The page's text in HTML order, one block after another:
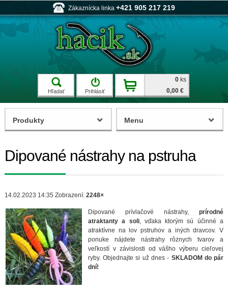
Zákaznícka linka +421 905 217 219
Hľadať Prihlásiť
0 ks
0,00 €
Dipované nástrahy na pstruha
14.02.2023 14:35 Zobrazení: 2248×
Dipované prívlačové nástrahy,prírodné
atraktanty a soli, vďaka ktorým sú účinné a
atraktívne na lov pstruhov a iných dravcov. V
ponuke nájdete nástrahy rôznych tvarov a
veľkostí v závislosti od vášho výberu cieľovej
ryby. Objednajte si už dnes - SKLADOM do pár
dní!
Produkty Menu